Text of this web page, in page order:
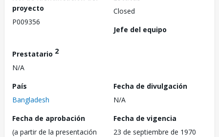
proyecto
P009356
Closed
Jefe del equipo
Prestatario 2
N/A
País
Bangladesh
Fecha de divulgación
N/A
Fecha de aprobación
(a partir de la presentación
Fecha de vigencia
23 de septiembre de 1970